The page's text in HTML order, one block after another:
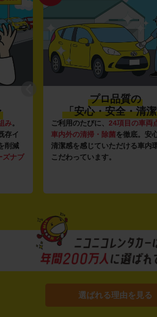
み。
存イ
削減
ズナブ
プロ品質の
「安心・安全・清
ご利用のたびに、 24項目の車両
車内外の清掃・除菌を徹底。安
清潔感を感じていただける車内
こだわっています。
選ばれる理由を見る